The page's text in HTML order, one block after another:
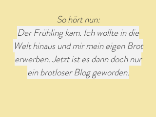
So hört nun:
Der Frühling kam. Ich wollte in die
Welt hinaus und mir mein eigen Brot
erwerben. Jetzt ist es dann doch nur
ein brotloser Blog geworden.